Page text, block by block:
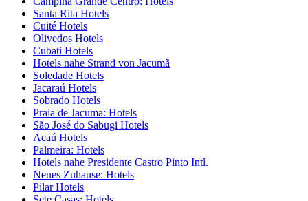
Santa Rita Hotels
Cuité Hotels
Olivedos Hotels
Cubati Hotels
Hotels nahe Strand von Jacumã
Soledade Hotels
Jacaraú Hotels
Sobrado Hotels
Praia de Jacuma: Hotels
São José do Sabugi Hotels
Acaú Hotels
Palmeira: Hotels
Hotels nahe Presidente Castro Pinto Intl.
Neues Zuhause: Hotels
Pilar Hotels